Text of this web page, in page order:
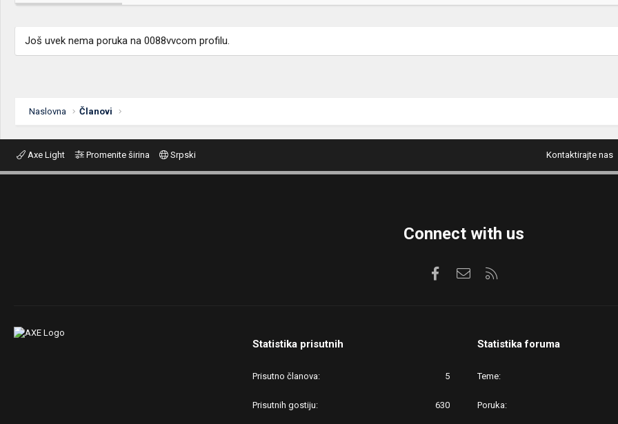
Još uvek nema poruka na 0088vvcom profilu.
Naslovna Članovi
Axe Light Promenite širina Srpski Kontaktirajte nas
Connect with us
FacebookKontaktirajte nas
Statistika prisutnih
Prisutno članova 5
Prisutnih gostiju 630
Statistika foruma
Teme
Poruka